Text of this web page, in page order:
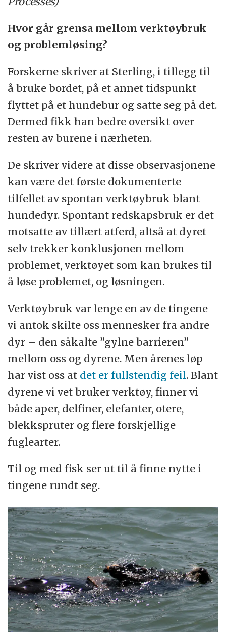
Hvor går grensa mellom verktøybruk
og problemløsing?
Forskerne skriver at Sterling, i tillegg til
å bruke bordet, på et annet tidspunkt
flyttet på et hundebur og satte seg på det.
Dermed fikk han bedre oversikt over
resten av burene i nærheten.
De skriver videre at disse observasjonene
kan være det første dokumenterte
tilfellet av spontan verktøybruk blant
hundedyr. Spontant redskapsbruk er det
motsatte av tillært atferd, altså at dyret
selv trekker konklusjonen mellom
problemet, verktøyet som kan brukes til
å løse problemet, og løsningen.
Verktøybruk var lenge en av de tingene
vi antok skilte oss mennesker fra andre
dyr – den såkalte ”gylne barrieren”
mellom oss og dyrene. Men årenes løp
har vist oss at det er fullstendig feil. Blant
dyrene vi vet bruker verktøy, finner vi
både aper, delfiner, elefanter, otere,
blekkspruter og flere forskjellige
fuglearter.
Til og med fisk ser ut til å finne nytte i
tingene rundt seg.